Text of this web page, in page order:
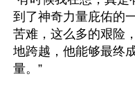
到了神奇力量庇佑的
苦难，这么多的艰险
地跨越，他能够最终
量。”